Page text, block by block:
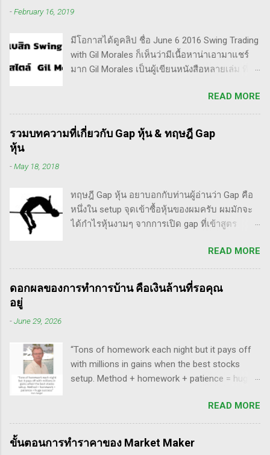
ราคาร่วงถึง 10% ก็ต้องตัดขาดทุนตามระบบแล้ว
เขามองระยะยาว ไม่สนใจต่อความผันผวนของ
ราคาในระยะสั้น อย่างวอเรน บัฟเฟต์ บอกว่า "คุณ
ไม่ควรอยู่ในตลาดหุ้น นอกเสียจากจะสามารถนั่ง
ตระหนก" ดังนั้น invester นั้น จะไม่ตระหนกเมื่อ
ราคาหุ้นร่วงทำให้เขาต้องขาดทุนไปแค่ 10% เอง
แต่ trader ทนไม่ได้แล้ว ต้องทำอะไรสักอย่าง
แรกซื้อหุ้น เพราะต้องการเล่นแบบเทรดเดิ้ง คือ
ซื้อมาขายไปในกรอบเวลาหนึ...
-February 16, 2019
มีโอกาสได้ดูคลิป ชื่อ June 6 2016 Swing Trading
with Gil Morales ก็เห็นว่ามีเนื้อหาน่าเอามาแชร์
มาก Gil Morales เป็นผู้เขียนหนังสือหลายเล่ม ที่ดัๆ
นานก็คือชื่อ "Trade Like an O'Neil Disciple: How
We Made Over 18,000% in the Stock Market" ที่
เขียนร่วมกับ Dr.Chris Kacher อีกเล่มก็คือ In The
Trading Cockpit with the O'Neil Disciples:
Money Selling Stocks Short อีกด้วย ผมเองก็เคย
แปลงานของแกแบบมั่วๆ หลายเรื่องด้วยกันนะ
อาทิ - Voodoo - ทรงหุ้นซิ่ง ราคาย่อ วอลุ่มหาย -
ผมเป็นแฟนคลับของแกนั่นเองครับ ง่ายๆเลย ที่
ชอบเพราะเราต่างมีอาจารย์ร่วมกันก็คือ ปู่โอนีล,
ทวดลิเวอร์มอร์ และทวด Wyckoff นั่นเอง (คือผม
นี้นะ...
READ MORE
รวมบทความที่เกี่ยวกับ Gap หุ้น & ทฤษฎี Gap
หุ้น
-May 18, 2018
ทฤษฎี Gap หุ้น อยาบอกกับท่านผู้อ่านว่า Gap คือ
หนึ่งใน setup จุดเข้าซื้อหุ้นของผมครับ ผมมักจะ
ได้กำไรหุ้นงามๆ จากการเปิด gap ที่เข้าสูตร
ทำการบ้าน มันส่งสัญญาณซื้อ แบบเปิด gap ผมจะ
ชอบมาก แต่ถึงกระนั้น มันก็ไม่ได้เป๊ะทุกตัวนะ
ครับ มีล้มเหลวเกินครึ่ง เราต้องคอยคัดตัวที่ไม่ดี
ออก เหลือตัวเจ๋งๆ แรงๆ ให้มันวิ่งทำเงินให้เราไป
เมื่อเอามาใช้ร่วมกับวอลุ่ม ในคลิปนี้เธอจัดเต็ม
เรื่องของ gap ซึ่งถือว่าครบเครื่องเอามากๆ ทฤษฎี
gap ที่เกี่ยวข้องกับเวฟ มีดังนี้ Common gap ใน
มือที่หวงของ เพราะเขาจะตบขึ้น/ลงเพื่อให้เม่า
คายหุ้นคืน ยิ่งมีเยอะยิ่งน่าสนใจ gap ประเภทนี้มัก
จะมีการลงมาปิดในเวลาอีกไม่นาน เพราะราคายัง
READ MORE
ดอกผลของการทำการบ้าน คือเงินล้านที่รอคุณ
อยู่
-June 29, 2026
“Tons of homework each night but it pays off
with millions in gains when the best stocks
setup. Method + homework + patience = huge
“การทำการบ้านอย่างหนักทุกคืน จะให้ผล
ตอบแทนเป็นผลกำไรมหาศาลเป็นล้านๆ เมื่อรวม
วิธีการที่พิสูจน์ได้ การบ้าน และความอดทนเข้า
READ MORE
ขั้นตอนการทำราคาของ Market Maker